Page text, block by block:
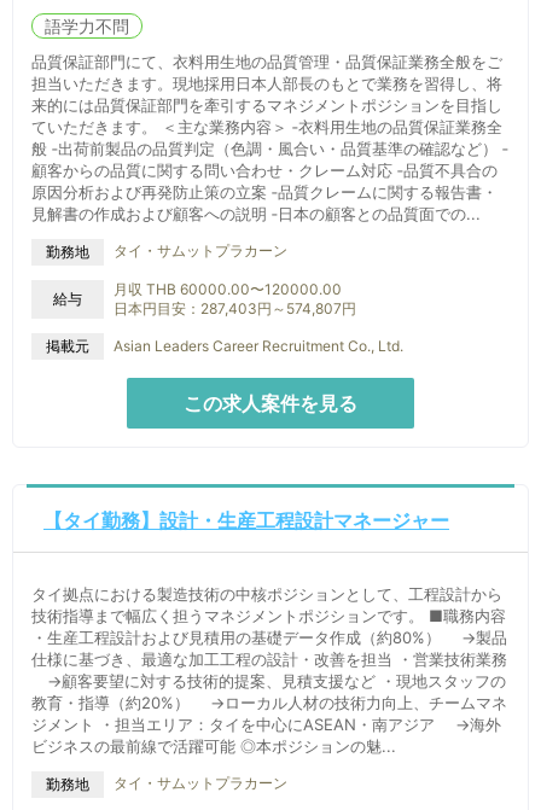
語学力不問
品質保証部門にて、衣料用生地の品質管理・品質保証業務全般をご
担当いただきます。現地採用日本人部長のもとで業務を習得し、将
来的には品質保証部門を牽引するマネジメントポジションを目指し
ていただきます。 ＜主な業務内容＞ ‐衣料用生地の品質保証業務全
般 ‐出荷前製品の品質判定（色調・風合い・品質基準の確認など） ‐
顧客からの品質に関する問い合わせ・クレーム対応 ‐品質不具合の
原因分析および再発防止策の立案 ‐品質クレームに関する報告書・
見解書の作成および顧客への説明 ‐日本の顧客との品質面での...
勤務地 タイ・サムットプラカーン
給与
月収 THB 60000.00〜120000.00
日本円目安：287,403円～574,807円
掲載元 Asian Leaders Career Recruitment Co., Ltd.
この求人案件を見る
【タイ勤務】設計・生産工程設計マネージャー
タイ拠点における製造技術の中核ポジションとして、工程設計から
技術指導まで幅広く担うマネジメントポジションです。 ■職務内容
・生産工程設計および見積用の基礎データ作成（約80%） →製品
仕様に基づき、最適な加工工程の設計・改善を担当 ・営業技術業務
→顧客要望に対する技術的提案、見積支援など ・現地スタッフの
教育・指導（約20%） →ローカル人材の技術力向上、チームマネ
ジメント ・担当エリア：タイを中心にASEAN・南アジア →海外
ビジネスの最前線で活躍可能 ◎本ポジションの魅...
勤務地 タイ・サムットプラカーン